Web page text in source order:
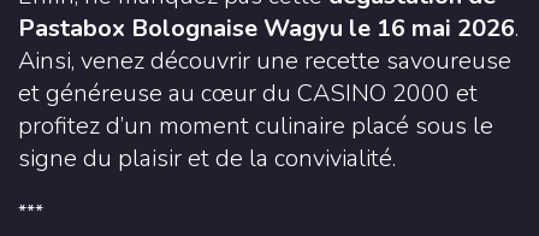
Pastabox Bolognaise Wagyu le 16 mai 2026.
Ainsi, venez découvrir une recette savoureuse
et généreuse au cœur du CASINO 2000 et
profitez d’un moment culinaire placé sous le
signe du plaisir et de la convivialité.
***